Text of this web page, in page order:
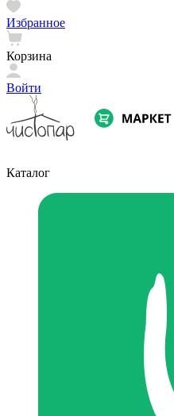
Избранное
Корзина
Войти
Каталог